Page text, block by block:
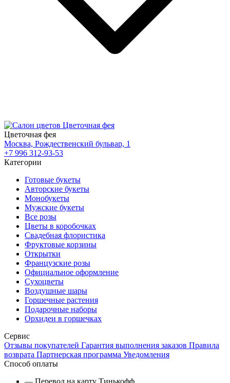
Цветочная фея
Москва, Рождественский бульвар, 1
+7 996 312-93-53
Категории
Готовые букеты
Авторские букеты
Монобукеты
Мужские букеты
Все розы
Цветы в коробочках
Свадебная флористика
Фруктовые корзины
Открытки
Французские розы
Официальное оформление
Сухоцветы
Воздушные шары
Горшечные растения
Подарочные наборы
Орхидеи в горшечках
Сервис
Отзывы покупателей Гарантия выполнения заказов Правила
возврата Партнерская программа Уведомления
Способ оплаты
— Перевод на карту Тинькофф